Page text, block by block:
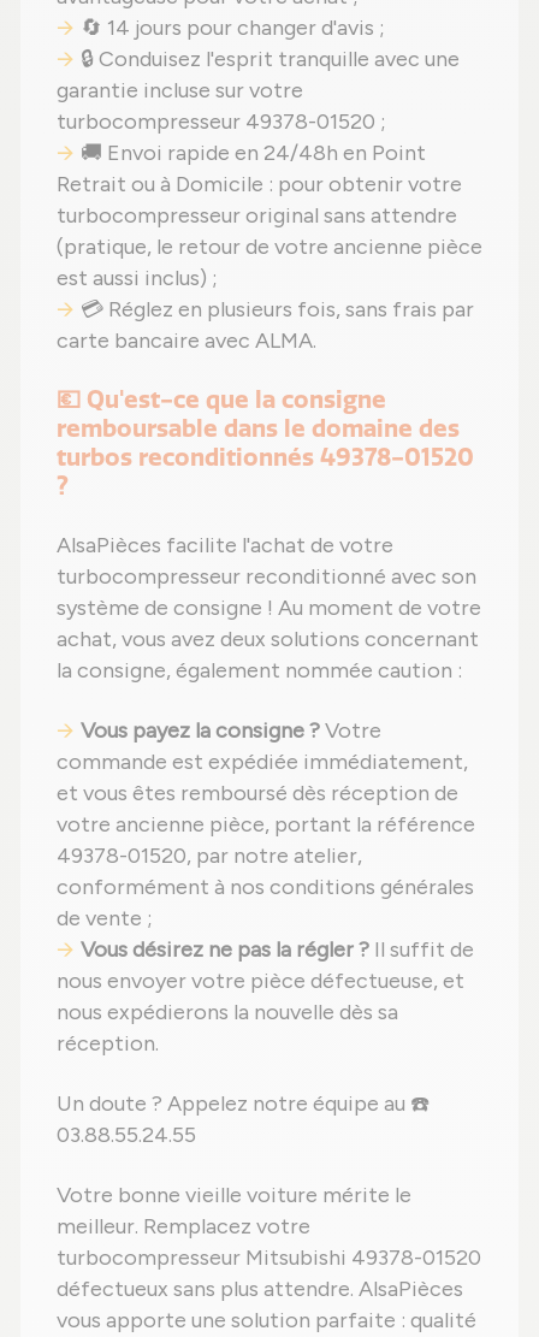
🔄 14 jours pour changer d'avis ;
🔒 Conduisez l'esprit tranquille avec une
garantie incluse sur votre
turbocompresseur 49378-01520 ;
🚚 Envoi rapide en 24/48h en Point
Retrait ou à Domicile : pour obtenir votre
turbocompresseur original sans attendre
(pratique, le retour de votre ancienne pièce
est aussi inclus) ;
💳 Réglez en plusieurs fois, sans frais par
carte bancaire avec ALMA.
💶 Qu'est-ce que la consigne
remboursable dans le domaine des
turbos reconditionnés 49378-01520
?
AlsaPièces facilite l'achat de votre
turbocompresseur reconditionné avec son
système de consigne ! Au moment de votre
achat, vous avez deux solutions concernant
la consigne, également nommée caution :
Vous payez la consigne ?Votre
commande est expédiée immédiatement,
et vous êtes remboursé dès réception de
votre ancienne pièce, portant la référence
49378-01520, par notre atelier,
conformément à nos conditions générales
de vente ;
Vous désirez ne pas la régler ? Il suffit de
nous envoyer votre pièce défectueuse, et
nous expédierons la nouvelle dès sa
réception.
Un doute ? Appelez notre équipe au ☎️
03.88.55.24.55
Votre bonne vieille voiture mérite le
meilleur. Remplacez votre
turbocompresseur Mitsubishi 49378-01520
défectueux sans plus attendre. AlsaPièces
vous apporte une solution parfaite : qualité